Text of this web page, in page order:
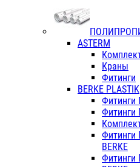
ASTERM
Краны
Фитинги
BERKE PLASTIK
Фитинги
Фитинги
BERKE
Фитинги